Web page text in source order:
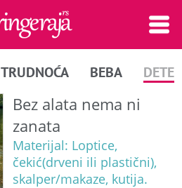
TRUDNOĆA BEBA DETE
Bez alata nema ni
zanata
Materijal: Loptice,
čekić(drveni ili plastični),
skalper/makaze, kutija.